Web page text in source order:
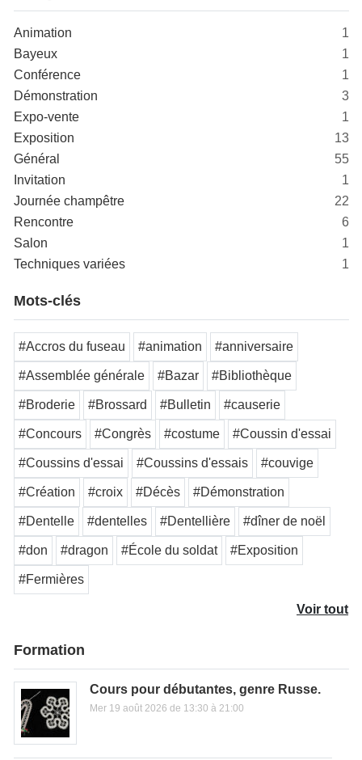
Animation
1
Bayeux
1
Conférence
1
Démonstration
3
Expo-vente
1
Exposition
13
Général
55
Invitation
1
Journée champêtre
22
Rencontre
6
Salon
1
Techniques variées
1
Mots-clés
#Accros du fuseau #animation #anniversaire
#Assemblée générale #Bazar #Bibliothèque
#Broderie #Brossard #Bulletin #causerie
#Concours #Congrès #costume #Coussin d'essai
#Coussins d'essai #Coussins d'essais #couvige
#Création #croix #Décès #Démonstration
#Dentelle #dentelles #Dentellière #dîner de noël
#don #dragon #École du soldat #Exposition
#Fermières
Voir tout
Formation
Cours pour débutantes, genre Russe.
Mer 19 août 2026 de 13:30 à 21:00